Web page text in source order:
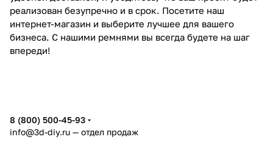
реализован безупречно и в срок. Посетите наш
интернет-магазин и выберите лучшее для вашего
бизнеса. С нашими ремнями вы всегда будете на шаг
впереди!
8 (800) 500-45-93
info@3d-diy.ru — отдел продаж